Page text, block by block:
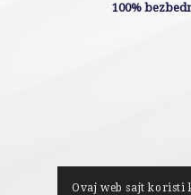
100%
Ovaj web sajt koristi